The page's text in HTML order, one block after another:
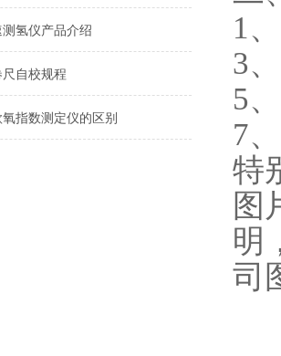
测氢仪产品介绍
尺自校规程
氧指数测定仪的区别
1
3
5
7
特
图
明
司